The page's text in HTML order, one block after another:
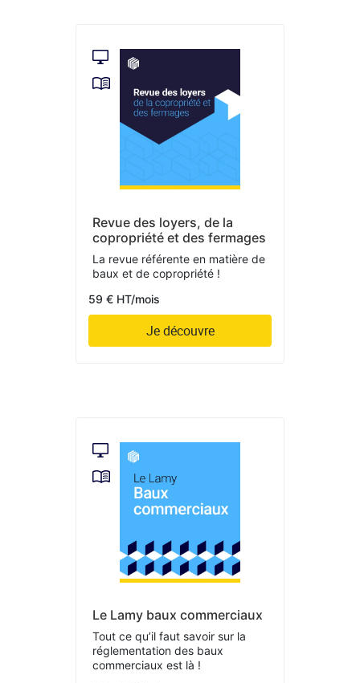
Revue des loyers, de la
copropriété et des fermages
La revue référente en matière de
baux et de copropriété !
59 € HT/mois
Je découvre
Le Lamy baux commerciaux
Tout ce qu’il faut savoir sur la
réglementation des baux
commerciaux est là !